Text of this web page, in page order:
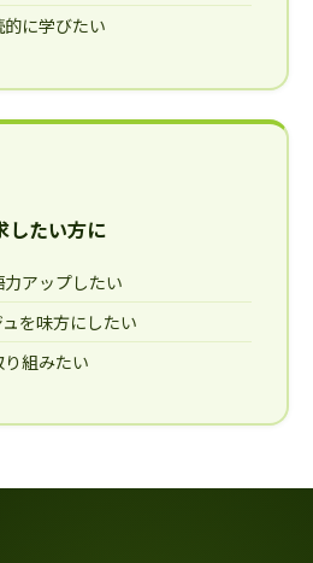
に学びたい
したい方に
アップしたい
を味方にしたい
組みたい